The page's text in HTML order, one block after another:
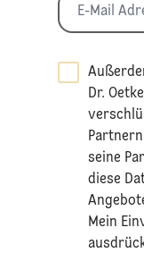
Dr.
seine
diese
Mein